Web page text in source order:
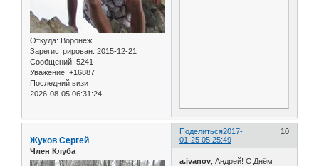
Откуда: Воронеж
Зарегистрирован: 2015-12-21
Сообщений: 5241
Уважение: +16887
Последний визит:
2026-08-05 06:31:24
Поделиться 10
2017-
01-25 05:25:49
Жуков Сергей
Член Клуба
a.ivanov , Андрей! С Днём